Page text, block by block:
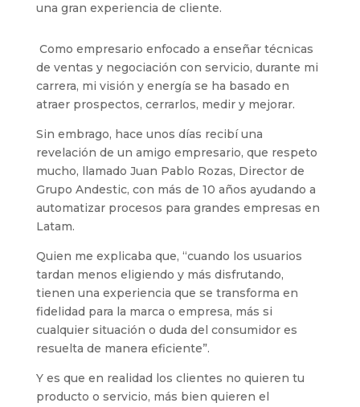
una gran experiencia de cliente.
Como empresario enfocado a enseñar técnicas
de ventas y negociación con servicio, durante mi
carrera, mi visión y energía se ha basado en
atraer prospectos, cerrarlos, medir y mejorar.
Sin embrago, hace unos días recibí una
revelación de un amigo empresario, que respeto
mucho, llamado Juan Pablo Rozas, Director de
Grupo Andestic, con más de 10 años ayudando a
automatizar procesos para grandes empresas en
Latam.
Quien me explicaba que, “cuando los usuarios
tardan menos eligiendo y más disfrutando,
tienen una experiencia que se transforma en
fidelidad para la marca o empresa, más si
cualquier situación o duda del consumidor es
resuelta de manera eficiente”.
Y es que en realidad los clientes no quieren tu
producto o servicio, más bien quieren el